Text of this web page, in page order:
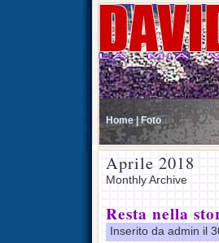
Home | Foto
Aprile 2018
Monthly Archive
Resta nella
Inserito da admin il